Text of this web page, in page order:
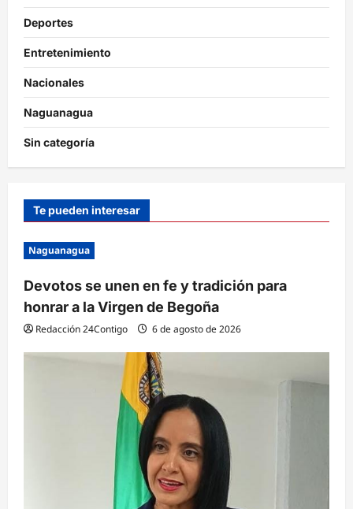
Deportes
Entretenimiento
Nacionales
Naguanagua
Sin categoría
Te pueden interesar
Naguanagua
Devotos se unen en fe y tradición para
honrar a la Virgen de Begoña
Redacción 24Contigo 6 de agosto de 2026